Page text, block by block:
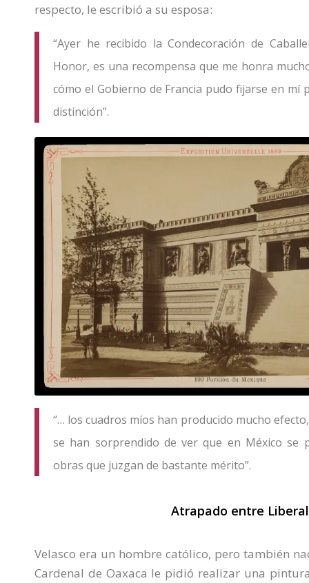
respecto, le escribió a su esposa:
“Ayer he recibido la Condecoración de
Honor, es una recompensa que me honra
cómo el Gobierno de Francia pudo fijarse en mí
distinción”.
“… los cuadros míos han producido mucho
se han sorprendido de ver que en México se
obras que juzgan de bastante mérito”.
Atrapado entre
Velasco era un hombre católico, pero también
Cardenal de Oaxaca le pidió realizar una